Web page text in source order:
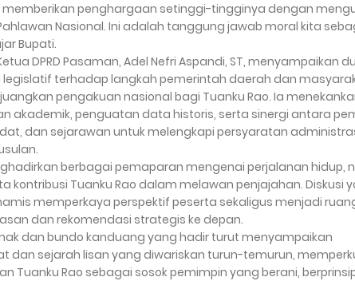
penghargaan setinggi-tingginya dengan
Nasional. Ini adalah tanggung jawab moral kita
Bupati.
DPRD Pasaman, Adel Nefri Aspandi, ST, menyampaikan
terhadap langkah pemerintah daerah dan
pengakuan nasional bagi Tuanku Rao. Ia
akademik, penguatan data historis, serta sinergi antara
dan sejarawan untuk melengkapi persyaratan
berbagai pemaparan mengenai perjalanan hidup,
kontribusi Tuanku Rao dalam melawan penjajahan. Diskusi
memperkaya perspektif peserta sekaligus menjadi
dan rekomendasi strategis ke depan.
dan bundo kanduang yang hadir turut menyampaikan
dan sejarah lisan yang diwariskan turun-temurun,
Tuanku Rao sebagai sosok pemimpin yang berani,